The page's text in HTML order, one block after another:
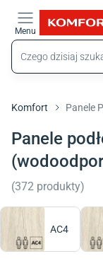
Menu
Komfort Panele
Panele
(372 produkty)
AC4